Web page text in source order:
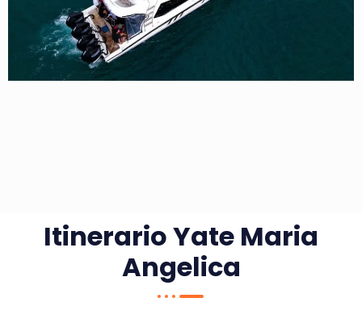
Itinerario Yate Maria
Angelica